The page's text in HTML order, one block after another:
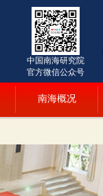
中国南海研究院
官方微信公众号
南海概况